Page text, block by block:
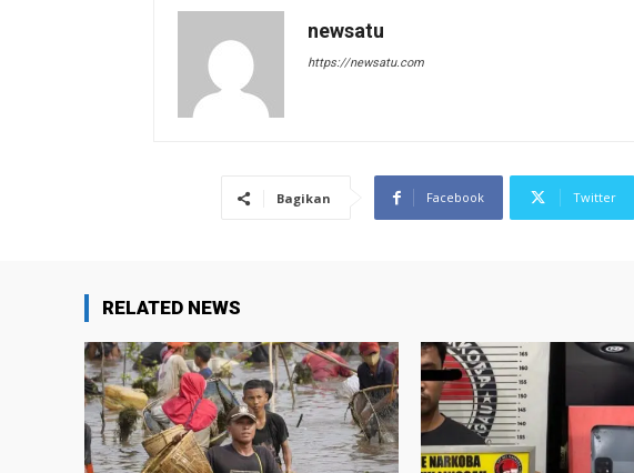
newsatu
https://newsatu.com
Bagikan Facebook Twitter
RELATED NEWS